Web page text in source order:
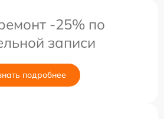
-25% по
записи
подробнее